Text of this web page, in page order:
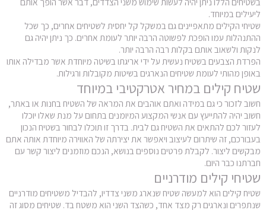
קולקציה
צבעים
חומר
צורה
מצא שטיח
ליעילים במיוחד.
שטיחי הקילים מתאפיינים גם במשקל קל יחסית לשטיחים אחרים, כך שכל
ההתנהלות עמו הופכת לפשוטה הרבה יותר לעומת אחרים. כך ניתן יהיה גם
לנקות ולשאוב אותם בקלות רבה הרבה יותר.
הפרדת הצבעים בשטיח נעשית על ידי אריגתו בשיטה מיוחדת אשר מבדילה אותו
באופן מהותי לעומת שטיחים הנארגים בשיטות מקובלות ורגילות.
שטיח קילים במחיר אטרקטיבי במיוחד
חשוב לזכור כי גם במידה ואתם אוהבים את המראה של השטיח בחנות או באתר,
חשוב יהיה להתייעץ עם אנשי המקצוע המיומנים בתחום על מנת שאלו יוכלו
לעזור לכם להתאים את השטיח גם לבית. בדרך זו תוכלו לבחור בשטיח הנכון
בעבורכם, זה שיתרום לעיצוב ויאפשר את יצירתה של האווירה מיוחדת אותה אתם
מבקשים ליצור. לקבלת פרטים נוספים בנושא, הנכם מוזמנים ליצור קשר עם
חברתנו כבר היום.
שטיחי קילים מודרניים
שטיח קילים הוא למעשה שטיח שנארג משני צדדיו, להבדיל משטיחים מודרניים
שנתפרים ונארגים רק מצד אחד, כשהצד השני הוא משטח בד. שטיחים מסוג זה